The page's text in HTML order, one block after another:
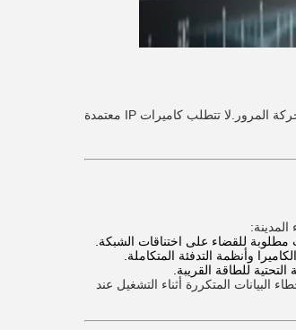
، أصبحت مراقبة الفيديو حجر الزاوية للسلامة العامة وإدارة حركة المرور.لا تتطلب كاميرات IP معتمدة
مطلوبة للقضاء على اختناقات الشبكة.
للطاقة القريبة.
البيانات المتكررة أثناء التشغيل عند